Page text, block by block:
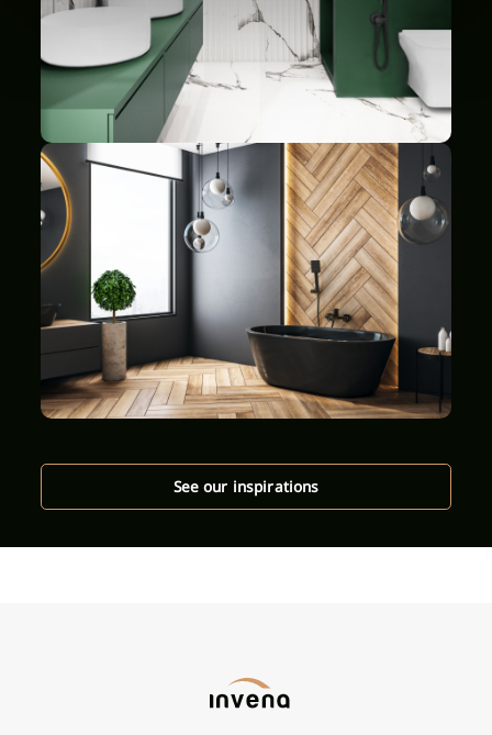
See our inspirations